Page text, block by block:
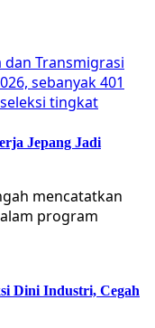
Jepang Jadi
mencatatkan
program
Dini Industri, Cegah